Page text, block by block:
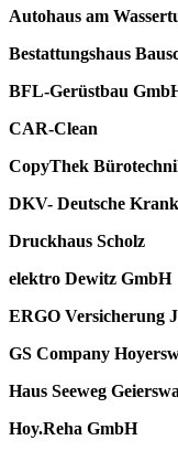
Autohaus am
Bestattungshaus
BFL-Gerüstbau
CAR-Clean
CopyThek
DKV- Deutsche
Druckhaus Scholz
elektro Dewitz GmbH
ERGO Versicherung
GS Company
Haus Seeweg
Hoy.Reha GmbH